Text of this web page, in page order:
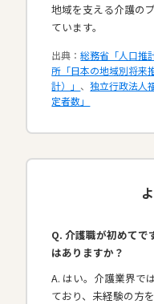
地域を支える介護の
ています。​
出典：総務省「人口推計
所「日本の地域別将来
計）」 、独立行政法人
定者数」
Q. 介護職が初めてで
はありますか？
A. はい。介護業界で
ており、未経験の方